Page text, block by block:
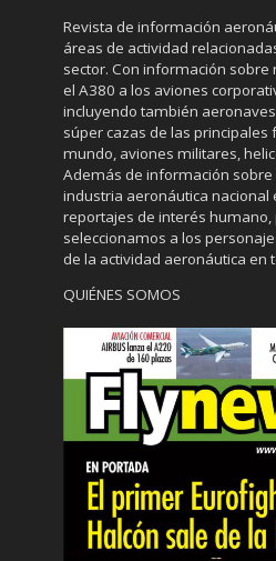
Revista de información
áreas de actividad
sector. Con información sobre
el A380 a los aviones
incluyendo también
súper cazas de las principales
mundo, aviones militares,
Además de información sobre
industria aeronáutica nacional
reportajes de interés humano,
seleccionamos a los
de la actividad aeronáutica en
QUIÉNES SOMOS